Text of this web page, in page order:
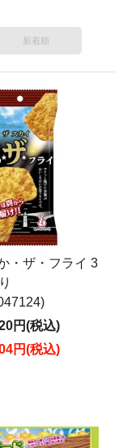
新着順
・ザ・フライ 3
円(税込)
円(税込)